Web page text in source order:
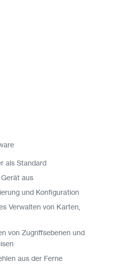
als Standard
aus
und Konfiguration
Verwalten von Karten,
von Zugriffsebenen und
aus der Ferne